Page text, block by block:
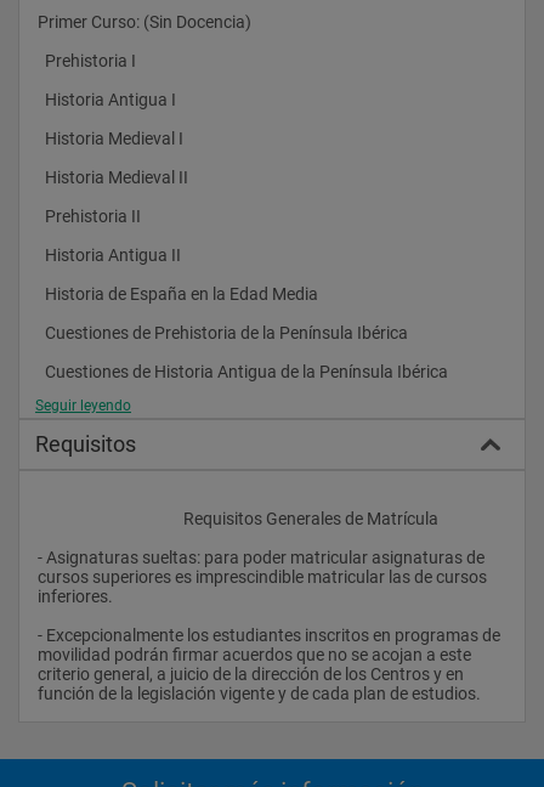
estudiante puede también optar por seguir itinerarios mixtos
combinando materias de itinerarios de cronológica o
temáticamente cercanos:
-Prehistoria, Arqueología e Historia Antigua
-Historia Antigua y Medieval
-Historia Medieval y Moderna
-Historia Moderna y Contemporánea
El estudiante puede optar por no seguir ninguno de los
itinerarios y combinar libremente optativas entre todas las
ofrecidas.
El estudiante deberá superar 12 créditos de libre configuración
en el primer ciclo y otros 19 en el segundo ciclo.
De acuerdo con el plan de estudios, al estudiante se le podrán
reconocer un máximo de siete créditos por cursos, seminarios
Primer Curso: (Sin Docencia)
  Prehistoria I
  Historia Antigua I
  Historia Medieval I
  Historia Medieval II
  Prehistoria II
  Historia Antigua II
  Historia de España en la Edad Media
  Cuestiones de Prehistoria de la Península Ibérica
  Cuestiones de Historia Antigua de la Península Ibérica
  Claves de la Baja Edad Media Peninsular
Historia Moderna I (Alta Edad Moderna)
La Hegemonía Hispana (1560-1660)
Historia Contemporánea I (Universal 1789-1870)
Historia Contemporánea III (Los Orígenes de la España
Contemporánea)
Cuestiones de Arqueología de la Península Ibérica
XVIII
Seguir leyendo
Requisitos
					Requisitos Generales de Matrícula
- Asignaturas sueltas: para poder matricular asignaturas de
cursos superiores es imprescindible matricular las de cursos
inferiores.
- Excepcionalmente los estudiantes inscritos en programas de
movilidad podrán firmar acuerdos que no se acojan a este
criterio general, a juicio de la dirección de los Centros y en